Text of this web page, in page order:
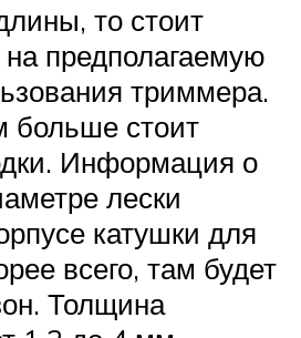
то стоит
предполагаемую
триммера.
больше стоит
Информация о
лески
катушки для
всего, там будет
Толщина